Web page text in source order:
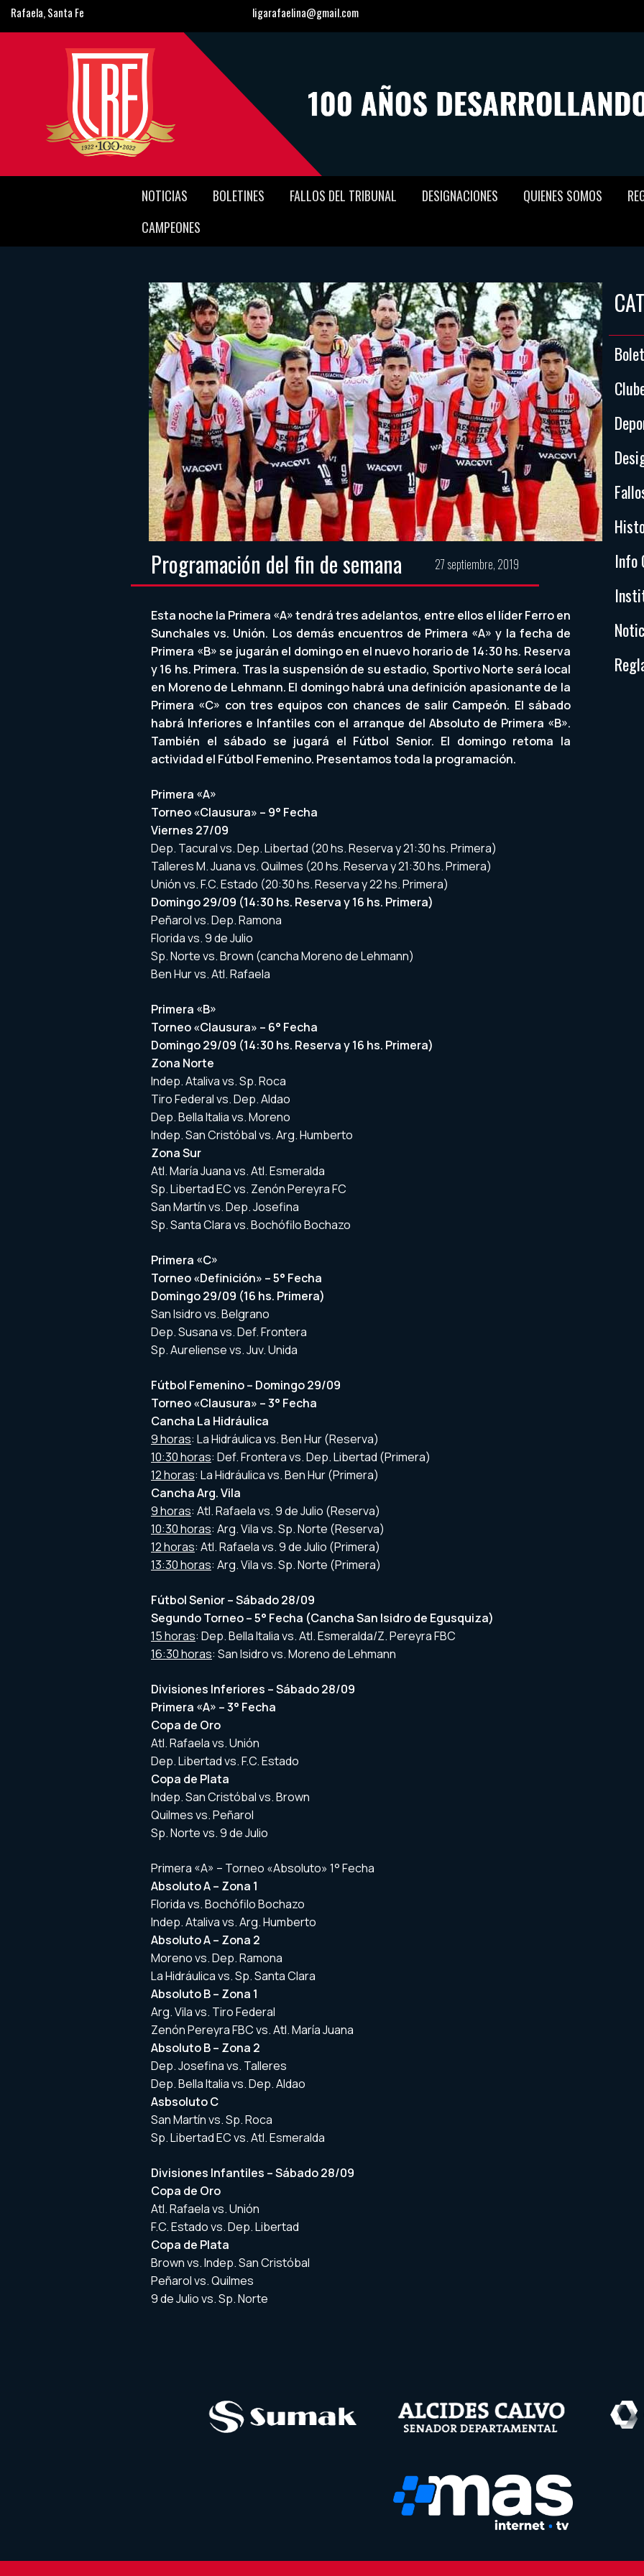
Rafaela, Santa Fe ligarafaelina@gmail.com
NOTICIAS BOLETINES FALLOS DEL TRIBUNAL DESIGNACIONES QUIENES SOMOS
CAMPEONES
Programación del fin de semana 27 septiembre, 2019
Esta noche la Primera «A» tendrá tres adelantos, entre ellos el líder Ferro en
Sunchales vs. Unión. Los demás encuentros de Primera «A» y la fecha de
Primera «B» se jugarán el domingo en el nuevo horario de 14:30 hs. Reserva
y 16 hs. Primera. Tras la suspensión de su estadio, Sportivo Norte será local
en Moreno de Lehmann. El domingo habrá una definición apasionante de la
Primera «C» con tres equipos con chances de salir Campeón. El sábado
habrá Inferiores e Infantiles con el arranque del Absoluto de Primera «B».
También el sábado se jugará el Fútbol Senior. El domingo retoma la
actividad el Fútbol Femenino. Presentamos toda la programación.
Primera «A»
Torneo «Clausura» – 9° Fecha
Viernes 27/09
Dep. Tacural vs. Dep. Libertad (20 hs. Reserva y 21:30 hs. Primera)
Talleres M. Juana vs. Quilmes (20 hs. Reserva y 21:30 hs. Primera)
Unión vs. F.C. Estado (20:30 hs. Reserva y 22 hs. Primera)
Domingo 29/09 (14:30 hs. Reserva y 16 hs. Primera)
Peñarol vs. Dep. Ramona
Florida vs. 9 de Julio
Sp. Norte vs. Brown (cancha Moreno de Lehmann)
Ben Hur vs. Atl. Rafaela
Primera «B»
Torneo «Clausura» – 6° Fecha
Domingo 29/09 (14:30 hs. Reserva y 16 hs. Primera)
Zona Norte
Indep. Ataliva vs. Sp. Roca
Tiro Federal vs. Dep. Aldao
Dep. Bella Italia vs. Moreno
Indep. San Cristóbal vs. Arg. Humberto
Zona Sur
Atl. María Juana vs. Atl. Esmeralda
Sp. Libertad EC vs. Zenón Pereyra FC
San Martín vs. Dep. Josefina
Sp. Santa Clara vs. Bochófilo Bochazo
Primera «C»
Torneo «Definición» – 5° Fecha
Domingo 29/09 (16 hs. Primera)
San Isidro vs. Belgrano
Dep. Susana vs. Def. Frontera
Sp. Aureliense vs. Juv. Unida
Fútbol Femenino – Domingo 29/09
Torneo «Clausura» – 3° Fecha
Cancha La Hidráulica
9 horas: La Hidráulica vs. Ben Hur (Reserva)
10:30 horas: Def. Frontera vs. Dep. Libertad (Primera)
12 horas: La Hidráulica vs. Ben Hur (Primera)
Cancha Arg. Vila
9 horas: Atl. Rafaela vs. 9 de Julio (Reserva)
10:30 horas: Arg. Vila vs. Sp. Norte (Reserva)
12 horas: Atl. Rafaela vs. 9 de Julio (Primera)
13:30 horas: Arg. Vila vs. Sp. Norte (Primera)
Fútbol Senior – Sábado 28/09
Segundo Torneo – 5° Fecha (Cancha San Isidro de Egusquiza)
15 horas: Dep. Bella Italia vs. Atl. Esmeralda/Z. Pereyra FBC
16:30 horas: San Isidro vs. Moreno de Lehmann
Divisiones Inferiores – Sábado 28/09
Primera «A» – 3° Fecha
Copa de Oro
Atl. Rafaela vs. Unión
Dep. Libertad vs. F.C. Estado
Copa de Plata
Indep. San Cristóbal vs. Brown
Quilmes vs. Peñarol
Sp. Norte vs. 9 de Julio
Primera «A» – Torneo «Absoluto» 1° Fecha
Absoluto A – Zona 1
Florida vs. Bochófilo Bochazo
Indep. Ataliva vs. Arg. Humberto
Absoluto A – Zona 2
Moreno vs. Dep. Ramona
La Hidráulica vs. Sp. Santa Clara
Absoluto B – Zona 1
Arg. Vila vs. Tiro Federal
Zenón Pereyra FBC vs. Atl. María Juana
Absoluto B – Zona 2
Dep. Josefina vs. Talleres
Dep. Bella Italia vs. Dep. Aldao
Asbsoluto C
San Martín vs. Sp. Roca
Sp. Libertad EC vs. Atl. Esmeralda
Divisiones Infantiles – Sábado 28/09
Copa de Oro
Atl. Rafaela vs. Unión
F.C. Estado vs. Dep. Libertad
Copa de Plata
Brown vs. Indep. San Cristóbal
Peñarol vs. Quilmes
9 de Julio vs. Sp. Norte
Info